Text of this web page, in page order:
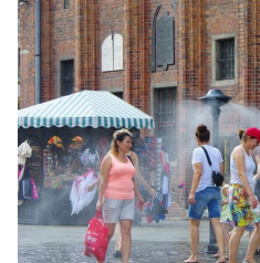
najbliższych dniach
termiczny, który doprowadzi
gwałtownych i potencjalnie
atmosferycznych.W okolicy
temperatur między
przeszło 10 stopni
Temperatury na wschodzie
Kozienicach o 11:00 zmierzono
Obserwujemy dużo kontrast
zachodzie, w Kłodzku
🌡️#IMGW #meteo
pic.twitter.com/C1Lu2exGAF—
(@IMGWmeteo) July 8, 2021